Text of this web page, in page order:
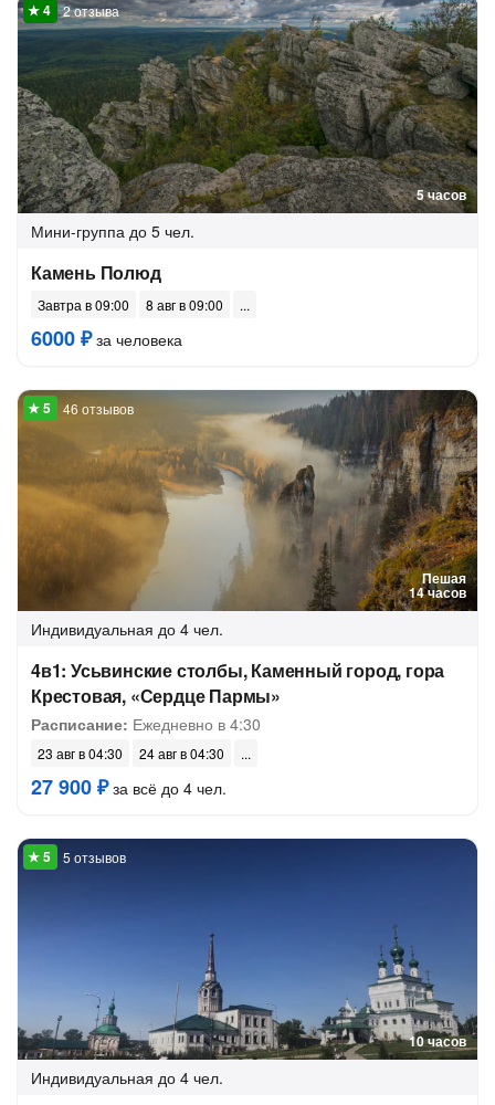
5 часов
2 отзыва
Мини-группа до 5 чел.
Камень Полюд
Завтра в 09:00 8 авг в 09:00
6000 ₽за человека
Пешая
14 часов
46 отзывов
Индивидуальная до 4 чел.
4в1: Усьвинские столбы, Каменный город, гора
Крестовая, «Сердце Пармы»
Расписание: Ежедневно в 4:30
23 авг в 04:30 24 авг в 04:30
27 900 ₽за всё до 4 чел.
10 часов
5 отзывов
Индивидуальная до 4 чел.